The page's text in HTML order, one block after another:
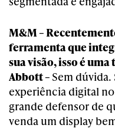
M&M –
ferramenta que
sua visão, isso é
Abbott – Sem
experiência digital
grande defensor de
venda um display